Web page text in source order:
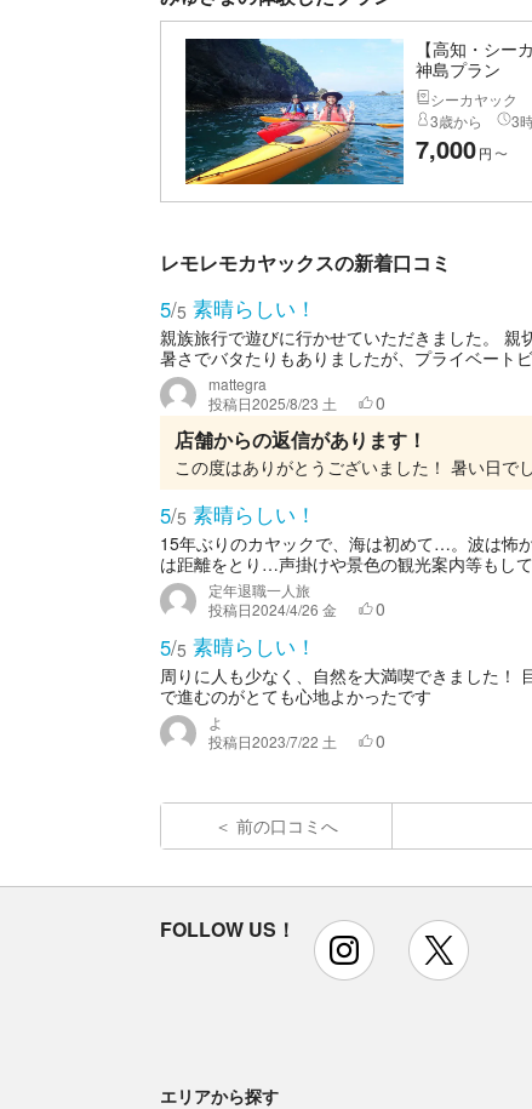
【高知・シー
神島プラン
シーカヤック
3歳から
3
7,000円 〜
レモレモカヤックスの新着口コミ
5/5 素晴らしい！
親族旅行で遊びに行かせていただきました。
暑さでバタたりもありましたが、プライベート
mattegra
投稿日2025/8/23 土 0
店舗からの返信があります！
5/5 素晴らしい！
15年ぶりのカヤックで、海は初めて…。波は怖
は距離をとり…声掛けや景色の観光案内等もし
定年退職一人旅
投稿日2024/4/26 金 0
5/5 素晴らしい！
周りに人も少なく、自然を大満喫できました！
で進むのがとても心地よかったです
よ
投稿日2023/7/22 土 0
前の口コミへ
FOLLOW US！ instagram
エリアから探す